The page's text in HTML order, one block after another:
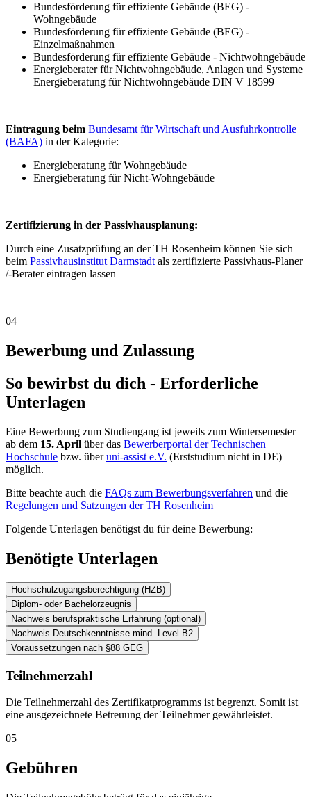
Bundesförderung für effiziente Gebäude (BEG) -
Wohngebäude
Bundesförderung für effiziente Gebäude (BEG) -
Einzelmaßnahmen
Bundesförderung für effiziente Gebäude - Nichtwohngebäude
Energieberater für Nichtwohngebäude, Anlagen und Systeme
Energieberatung für Nichtwohngebäude DIN V 18599
Eintragung beim Bundesamt für Wirtschaft und Ausfuhrkontrolle
(BAFA) in der Kategorie:
Energieberatung für Wohngebäude
Energieberatung für Nicht-Wohngebäude
Zertifizierung in der Passivhausplanung:
Durch eine Zusatzprüfung an der TH Rosenheim können Sie sich
beim Passivhausinstitut Darmstadt als zertifizierte Passivhaus-Planer
/-Berater eintragen lassen
04
Bewerbung und Zulassung
So bewirbst du dich - Erforderliche
Unterlagen
Eine Bewerbung zum Studiengang ist jeweils zum Wintersemester
ab dem 15. April über das Bewerberportal der Technischen
Hochschule bzw. überuni-assist e.V. (Erststudium nicht in DE)
möglich.
Bitte beachte auch die FAQs zum Bewerbungsverfahren und die
Regelungen und Satzungen der TH Rosenheim
Folgende Unterlagen benötigst du für deine Bewerbung:
Benötigte Unterlagen
Hochschulzugangsberechtigung (HZB)
Diplom- oder Bachelorzeugnis
Nachweis berufspraktische Erfahrung (optional)
Nachweis Deutschkenntnisse mind. Level B2
Voraussetzungen nach §88 GEG
Teilnehmerzahl
Die Teilnehmerzahl des Zertifikatprogramms ist begrenzt. Somit ist
eine ausgezeichnete Betreuung der Teilnehmer gewährleistet.
05
Gebühren